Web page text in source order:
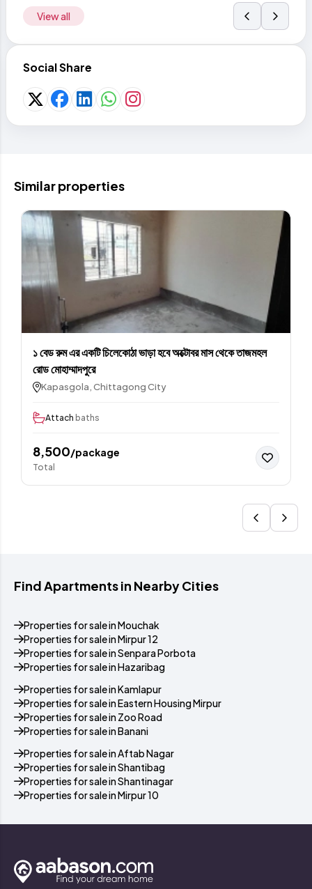
View all
Social Share
Similar properties
১ বেড রুম এর একটি চিলেকোঠা ভাড়া হবে অক্টোবর মাস থেকে তাজমহল
রোড মোহাম্মাদপুরে
Kapasgola, Chittagong City
Attach baths
8,500/package
Total
Find Apartments in Nearby Cities
Properties for sale in Mouchak
Properties for sale in Mirpur 12
Properties for sale in Senpara Porbota
Properties for sale in Hazaribag
Properties for sale in Kamlapur
Properties for sale in Eastern Housing Mirpur
Properties for sale in Zoo Road
Properties for sale in Banani
Properties for sale in Aftab Nagar
Properties for sale in Shantibag
Properties for sale in Shantinagar
Properties for sale in Mirpur 10